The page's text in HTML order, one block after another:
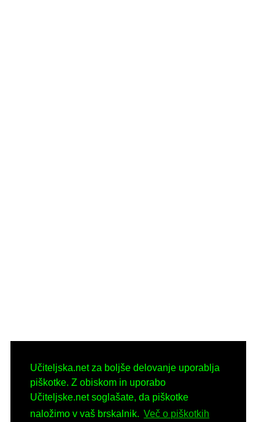
Učiteljska.net za boljše delovanje uporablja
piškotke. Z obiskom in uporabo
Učiteljske.net soglašate, da piškotke
naložimo v vaš brskalnik. Več o piškotkih